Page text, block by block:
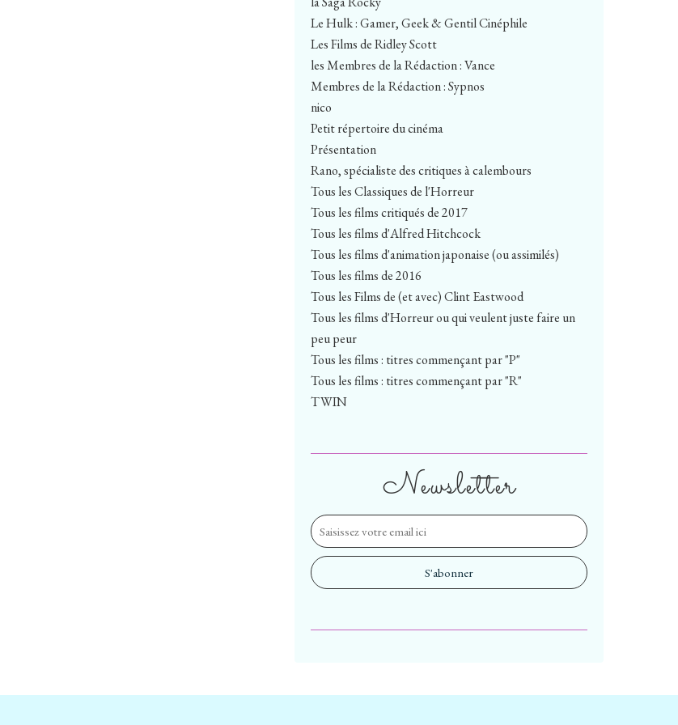
Newsletter
Le Hulk : Gamer, Geek & Gentil Cinéphile
Les Films de Ridley Scott
les Membres de la Rédaction : Vance
Membres de la Rédaction : Sypnos
nico
Petit répertoire du cinéma
Présentation
Rano, spécialiste des critiques à calembours
Tous les Classiques de l'Horreur
Tous les films critiqués de 2017
Tous les films d'Alfred Hitchcock
Tous les films d'animation japonaise (ou assimilés)
Tous les films de 2016
Tous les Films de (et avec) Clint Eastwood
Tous les films d'Horreur ou qui veulent juste faire un
peu peur
Tous les films : titres commençant par "P"
Tous les films : titres commençant par "R"
TWIN